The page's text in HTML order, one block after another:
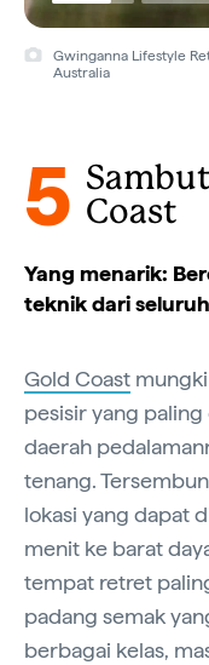
Gwinganna Lifestyle
Australia
5 Coast
Yang menarik:
teknik dari
Gold Coast
pesisir yang
daerah
tenang.
lokasi yang dapat
menit ke barat
tempat retret
padang semak
berbagai kelas,